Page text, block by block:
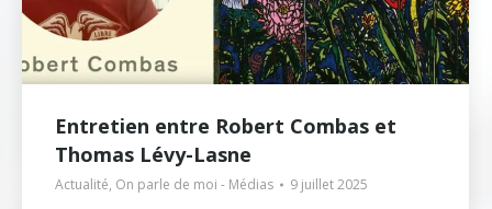
Entretien entre Robert Combas et
Thomas Lévy-Lasne
Actualité, On parle de moi - Médias 9 juillet 2025